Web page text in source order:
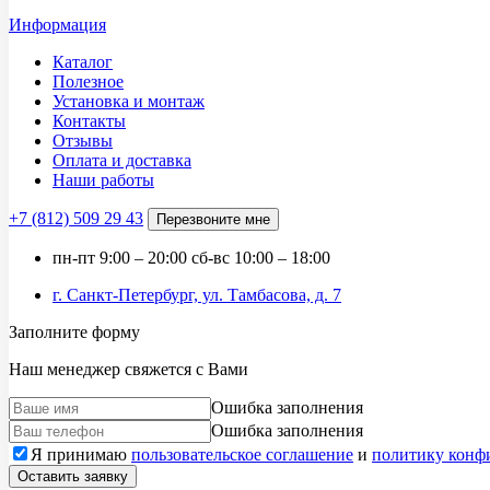
Информация
Каталог
Полезное
Установка и монтаж
Контакты
Отзывы
Оплата и доставка
Наши работы
+7 (812) 509 29 43 Перезвоните мне
пн-пт 9:00 – 20:00 сб-вс 10:00 – 18:00
г. Санкт-Петербург, ул. Тамбасова, д. 7
Заполните форму
Наш менеджер свяжется с Вами
Ошибка заполнения
Ошибка заполнения
Я принимаю пользовательское соглашение и политику
Оставить заявку